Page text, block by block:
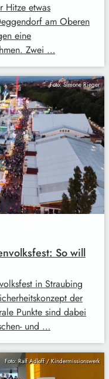
Hitze etwas
am Oberen
eine
Zwei …
Foto: Simone Rieger
So will
in Straubing
der
Punkte sind dabei
und …
Foto: Ralf Adloff / Kindermissionswerk